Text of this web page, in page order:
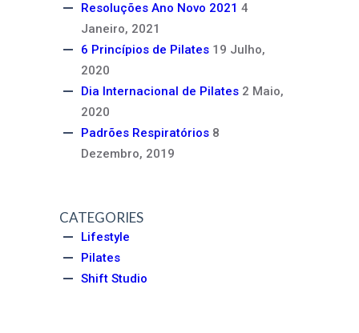
Resoluções Ano Novo 2021 4
Janeiro, 2021
6 Princípios de Pilates 19 Julho,
2020
Dia Internacional de Pilates 2 Maio,
2020
Padrões Respiratórios 8
Dezembro, 2019
CATEGORIES
Lifestyle
Pilates
Shift Studio